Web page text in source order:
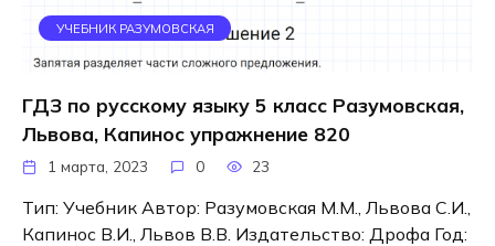
УЧЕБНИК РАЗУМОВСКАЯ
ГДЗ по русскому языку 5 класс Разумовская,
Львова, Капинос упражнение 820
1 марта, 2023 0 23
Тип: Учебник Автор: Разумовская М.М., Львова С.И.,
Капинос В.И., Львов В.В. Издательство: Дрофа Год: